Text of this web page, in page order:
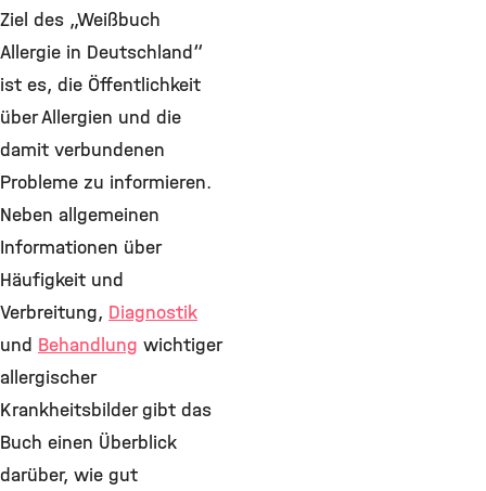
Ziel des „Weißbuch
Allergie in Deutschland“
ist es, die Öffentlichkeit
über Allergien und die
damit verbundenen
Probleme zu informieren.
Neben allgemeinen
Informationen über
Häufigkeit und
Verbreitung, Diagnostik
und Behandlung wichtiger
allergischer
Krankheitsbilder gibt das
Buch einen Überblick
darüber, wie gut